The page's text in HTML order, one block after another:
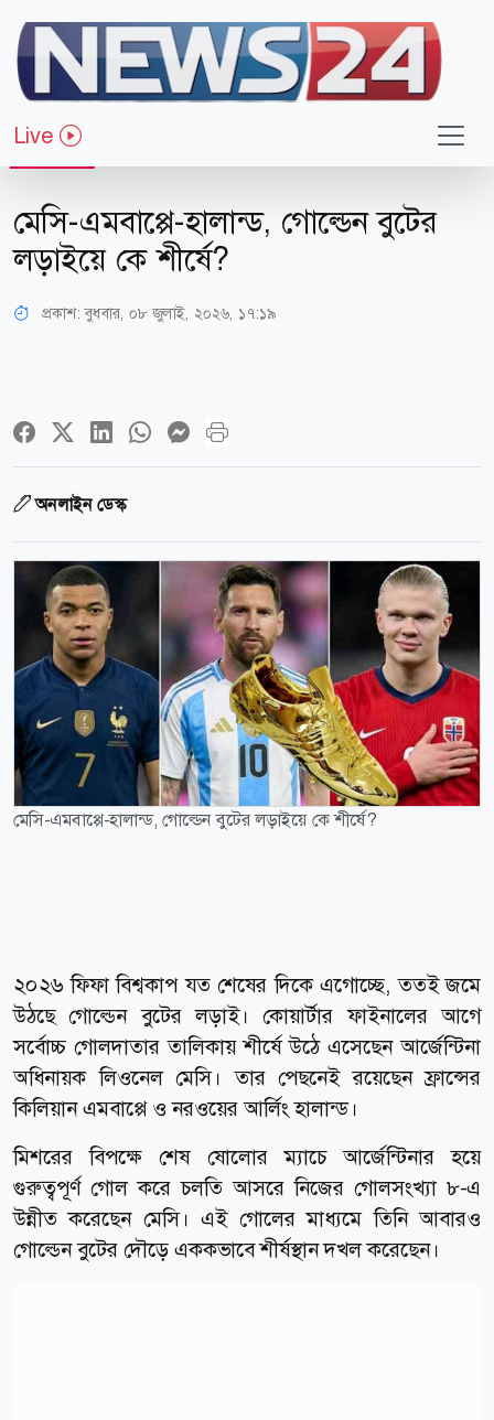
Live
খেলাধুলা
মেসি-এমবাপ্পে-হালান্ড, গোল্ডেন বুটের
লড়াইয়ে কে শীর্ষে?
প্রকাশ:বুধবার, ০৮ জুলাই, ২০২৬, ১৭:১৯
অনলাইন ডেস্ক
মেসি-এমবাপ্পে-হালান্ড, গোল্ডেন বুটের লড়াইয়ে কে শীর্ষে?
২০২৬ ফিফা বিশ্বকাপ যত শেষের দিকে এগোচ্ছে, ততই জমে
উঠছে গোল্ডেন বুটের লড়াই। কোয়ার্টার ফাইনালের আগে
সর্বোচ্চ গোলদাতার তালিকায় শীর্ষে উঠে এসেছেন আর্জেন্টিনা
অধিনায়ক লিওনেল মেসি। তার পেছনেই রয়েছেন ফ্রান্সের
কিলিয়ান এমবাপ্পে ও নরওয়ের আর্লিং হালান্ড।
মিশরের বিপক্ষে শেষ ষোলোর ম্যাচে আর্জেন্টিনার হয়ে
গুরুত্বপূর্ণ গোল করে চলতি আসরে নিজের গোলসংখ্যা ৮-এ
উন্নীত করেছেন মেসি। এই গোলের মাধ্যমে তিনি আবারও
গোল্ডেন বুটের দৌড়ে এককভাবে শীর্ষস্থান দখল করেছেন।